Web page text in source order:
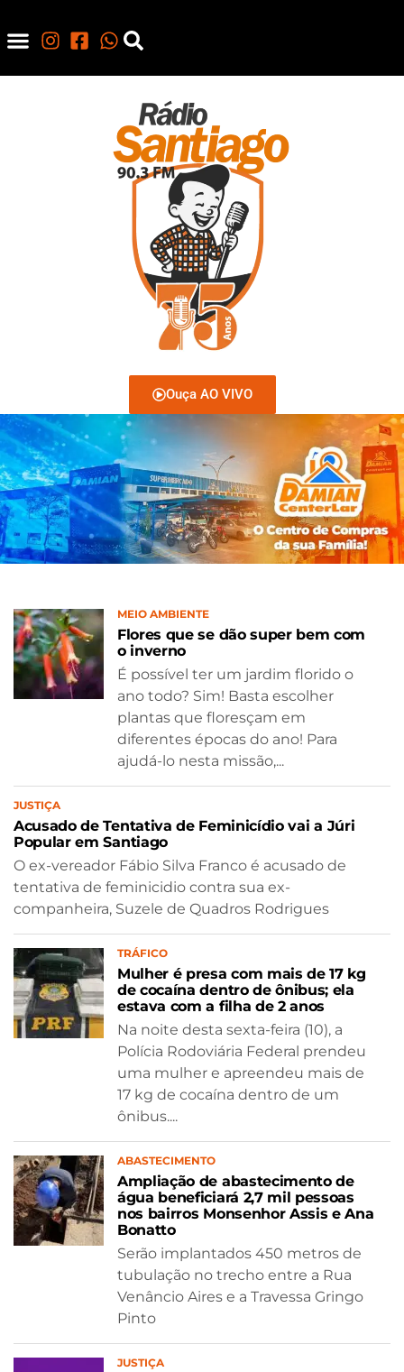
Ouça AO VIVO
MEIO AMBIENTE
Flores que se dão super bem com
o inverno
É possível ter um jardim florido o
ano todo? Sim! Basta escolher
plantas que floresçam em
diferentes épocas do ano! Para
ajudá-lo nesta missão,...
JUSTIÇA
Acusado de Tentativa de Feminicídio vai a Júri
Popular em Santiago
O ex-vereador Fábio Silva Franco é acusado de
tentativa de feminicidio contra sua ex-
companheira, Suzele de Quadros Rodrigues
TRÁFICO
Mulher é presa com mais de 17 kg
de cocaína dentro de ônibus; ela
estava com a filha de 2 anos
Na noite desta sexta-feira (10), a
Polícia Rodoviária Federal prendeu
uma mulher e apreendeu mais de
17 kg de cocaína dentro de um
ônibus....
ABASTECIMENTO
Ampliação de abastecimento de
água beneficiará 2,7 mil pessoas
nos bairros Monsenhor Assis e Ana
Bonatto
Serão implantados 450 metros de
tubulação no trecho entre a Rua
Venâncio Aires e a Travessa Gringo
Pinto
JUSTIÇA